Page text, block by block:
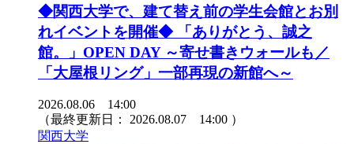
◆関西大学で、建て替え前の学生会館とお別
れイベントを開催◆ 「ありがとう、誠之
館。」OPEN DAY ～寄せ書きウォールも／
「大屋根リング」一部再現の新館へ～
2026.08.06 14:00
（最終更新日： 2026.08.07 14:00 ）
関西大学